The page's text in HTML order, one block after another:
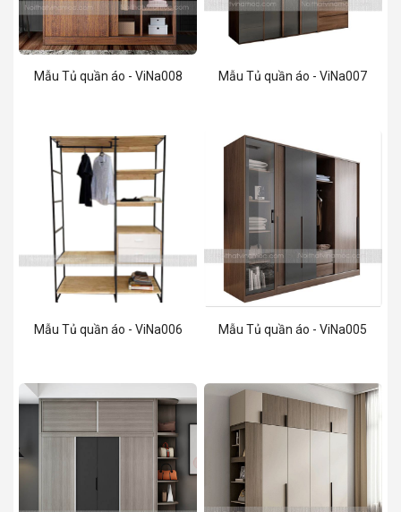
Mẫu Tủ quần áo - ViNa008 Mẫu Tủ quần áo - ViNa007
Mẫu Tủ quần áo - ViNa006 Mẫu Tủ quần áo - ViNa005